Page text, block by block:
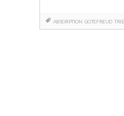
ABSORPTION GOTEFREUD